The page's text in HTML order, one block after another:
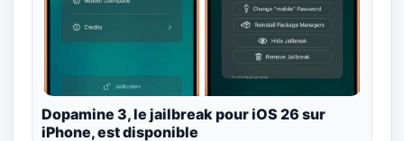
Dopamine 3, le jailbreak pour iOS 26 sur
iPhone, est disponible